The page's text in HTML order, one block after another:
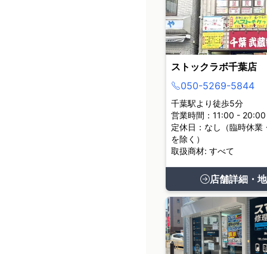
ストックラボ千葉店
050-5269-5844
千葉駅より徒歩5分
営業時間：11:00 - 20:00
定休日：なし（臨時休業
を除く）
取扱商材: すべて
店舗詳細・